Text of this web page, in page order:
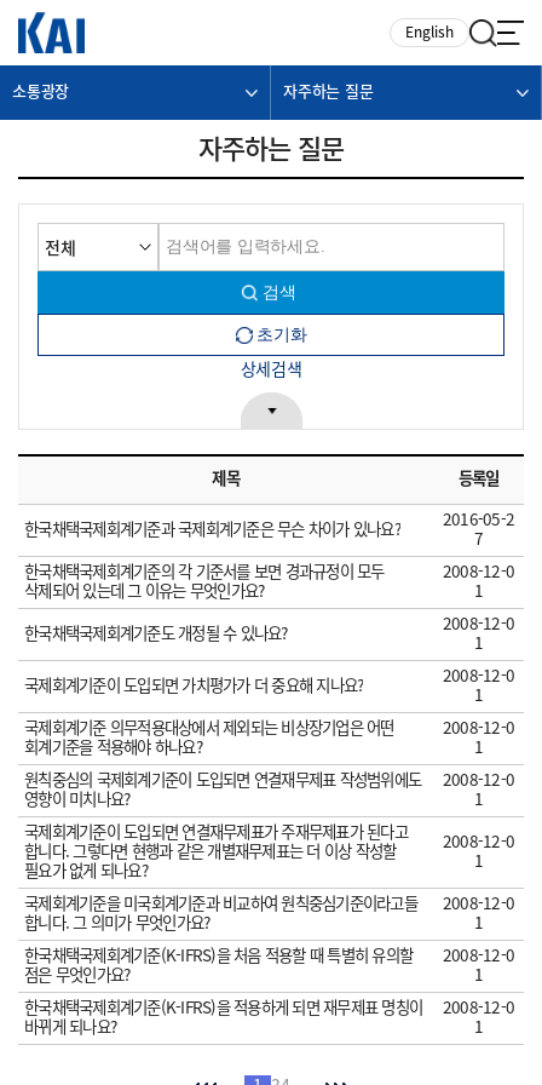
English
소통광장 자주하는 질문
자주하는 질문
상세검색
제목 등록일
한국채택국제회계기준과 국제회계기준은 무슨 차이가 있나요?
2016-05-2
7
한국채택국제회계기준의 각 기준서를 보면 경과규정이 모두
삭제되어 있는데 그 이유는 무엇인가요?
2008-12-0
1
한국채택국제회계기준도 개정될 수 있나요?
2008-12-0
1
국제회계기준이 도입되면 가치평가가 더 중요해 지나요?
2008-12-0
1
국제회계기준 의무적용대상에서 제외되는 비상장기업은 어떤
회계기준을 적용해야 하나요?
2008-12-0
1
원칙중심의 국제회계기준이 도입되면 연결재무제표 작성범위에도
영향이 미치나요?
2008-12-0
1
국제회계기준이 도입되면 연결재무제표가 주재무제표가 된다고
합니다. 그렇다면 현행과 같은 개별재무제표는 더 이상 작성할
필요가 없게 되나요?
2008-12-0
1
국제회계기준을 미국회계기준과 비교하여 원칙중심기준이라고들
합니다. 그 의미가 무엇인가요?
2008-12-0
1
한국채택국제회계기준(K-IFRS)을 처음 적용할 때 특별히 유의할
점은 무엇인가요?
2008-12-0
1
한국채택국제회계기준(K-IFRS)을 적용하게 되면 재무제표 명칭이
바뀌게 되나요?
2008-12-0
1